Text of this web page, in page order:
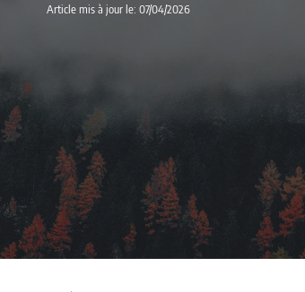
Article mis à jour le: 07/04/2026